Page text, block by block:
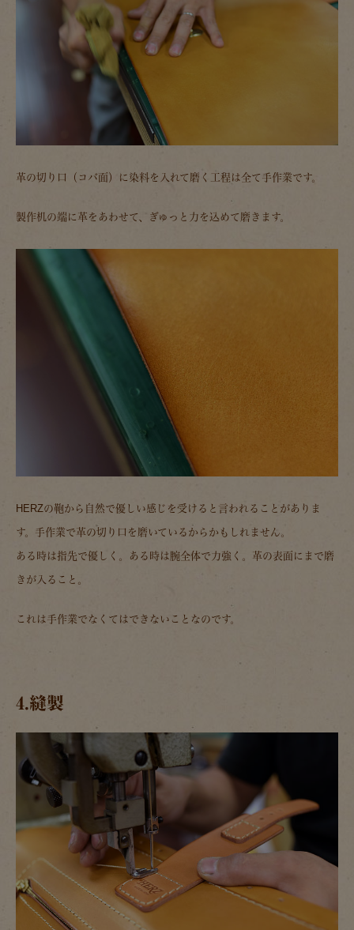
革の切り口（コバ面）に染料を入れて磨く工程は全て手作業です。
製作机の端に革をあわせて、ぎゅっと力を込めて磨きます。
HERZの鞄から自然で優しい感じを受けると言われることがありま
す。手作業で革の切り口を磨いているからかもしれません。
ある時は指先で優しく。ある時は腕全体で力強く。革の表面にまで磨
きが入ること。
これは手作業でなくてはできないことなのです。
4.縫製